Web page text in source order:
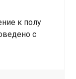
к полу
с